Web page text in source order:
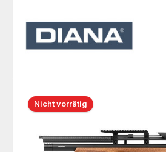
Bildergalerie überspringen
Nicht vorrätig